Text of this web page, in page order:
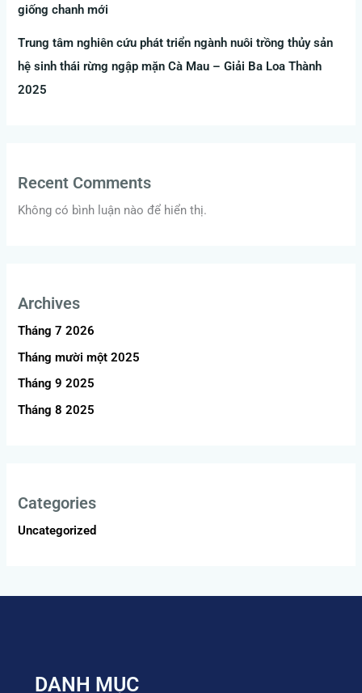
giống chanh mới
Trung tâm nghiên cứu phát triển ngành nuôi trồng thủy sản
hệ sinh thái rừng ngập mặn Cà Mau – Giải Ba Loa Thành
2025
Recent Comments
Không có bình luận nào để hiển thị.
Archives
Tháng 7 2026
Tháng mười một 2025
Tháng 9 2025
Tháng 8 2025
Categories
Uncategorized
DANH MỤC